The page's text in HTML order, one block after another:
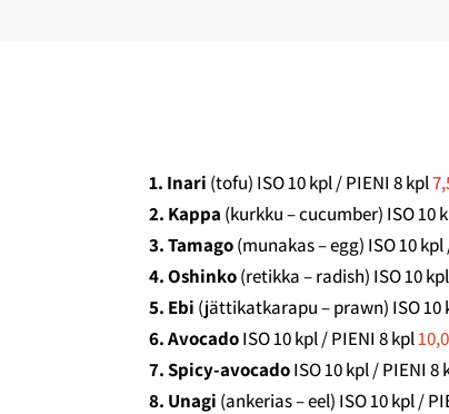
1. Inari (tofu) ISO 10 kpl / PIENI 8 kpl
2. Kappa (kurkku – cucumber) ISO 10
3. Tamago(munakas – egg) ISO 10
4. Oshinko(retikka – radish) ISO 10
5. Ebi (jättikatkarapu – prawn) ISO 10
6. AvocadoISO 10 kpl / PIENI 8 kpl
7. Spicy-avocadoISO 10 kpl / PIENI 8
8. Unagi (ankerias – eel) ISO 10 kpl /